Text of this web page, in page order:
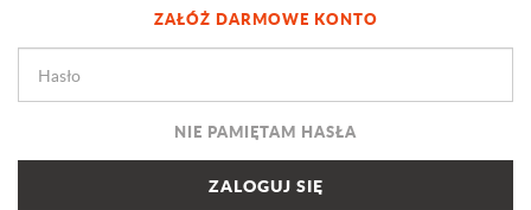
ZAŁÓŻ DARMOWE KONTO
NIE PAMIĘTAM HASŁA